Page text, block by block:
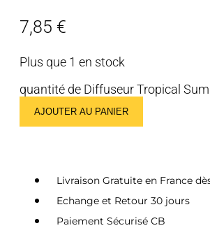
7,85 €
Plus que 1 en stock
quantité de Diffuseur Tropical
AJOUTER AU PANIER
Livraison Gratuite en France
Echange et Retour 30 jours
Paiement Sécurisé CB